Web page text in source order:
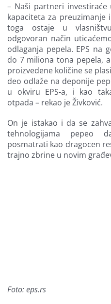
– Naši partneri
kapaciteta za
toga ostaje u
odgovoran način
odlaganja pepela. EPS na
do 7 miliona tona pepela,
proizvedene količine se
deo odlaže na deponije
u okviru EPS-a, i kao
otpada – rekao je Živković.
On je istakao i da se
tehnologijama pepeo
posmatrati kao dragocen
trajno zbrine u novim
Foto: eps.rs